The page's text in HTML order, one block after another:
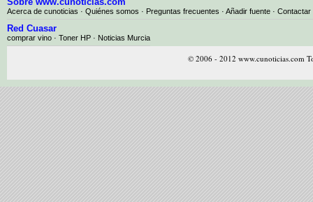
Acerca de cunoticias · Quiénes somos · Preguntas frecuentes · Añadir fuente · Contactar
Red Cuasar
comprar vino · Toner HP · Noticias Murcia
© 2006 - 2012 www.cunoticias.com